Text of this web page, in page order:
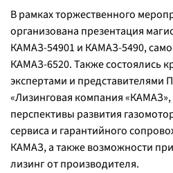
В рамках торжественного
организована презентация
КАМАЗ-54901 и КАМАЗ-5490,
КАМАЗ-6520. Также состоялись
экспертами и представителями
«Лизинговая компания
перспективы развития
сервиса и гарантийного
КАМАЗ, а также возможности
лизинг от производителя.